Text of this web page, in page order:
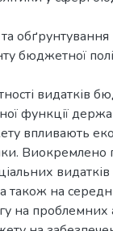
обґрунтування
бюджетної
видатків
функції
впливають
також на
на проблемних